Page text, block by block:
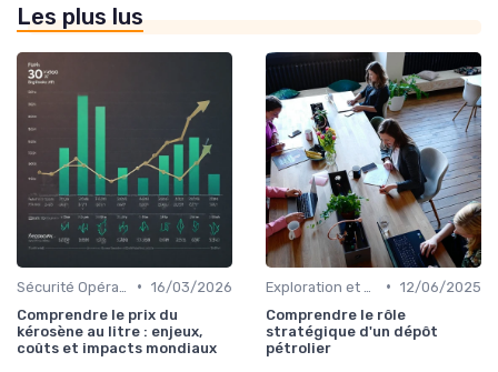
Les plus lus
• 16/03/2026
Comprendre le prix du
kérosène au litre : enjeux,
coûts et impacts mondiaux
• 12/06/2025
Comprendre le rôle
stratégique d'un dépôt
pétrolier